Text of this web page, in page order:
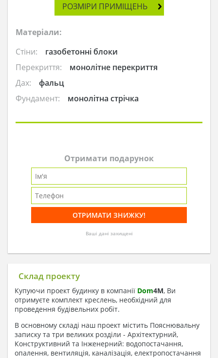
РОЗМІРИ ПРИМІЩЕНЬ
Матеріали:
Стіни:
газобетонні блоки
Перекриття:
монолітне перекриття
Дах:
фальц
Фундамент:
монолітна стрічка
Отримати подарунок
Ваші дані захищені
Склад проекту
Купуючи проект будинку в компанії Dom4M, Ви
отримуєте комплект креслень, необхідний для
проведення будівельних робіт.
В основному складі наш проект містить Пояснювальну
записку та три великих розділи - Архітектурний,
Конструктивний та Інженерний: водопостачання,
опалення, вентиляція, каналізація, електропостачання